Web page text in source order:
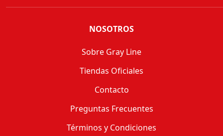
NOSOTROS
Sobre Gray Line
Tiendas Oficiales
Contacto
Preguntas Frecuentes
Términos y Condiciones